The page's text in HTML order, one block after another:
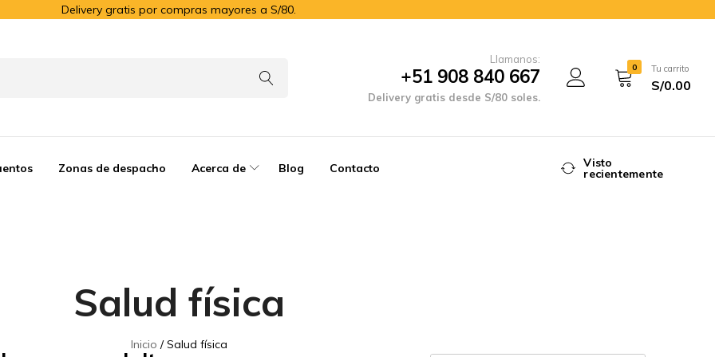
Delivery gratis por compras mayores a S/80.
Llamanos:
+51 908 840 667
Delivery gratis desde S/80 soles.
0 Tu carrito
S/0.00
Zonas de despacho Acerca de Blog Contacto Visto
recientemente
Salud física
Inicio Salud física